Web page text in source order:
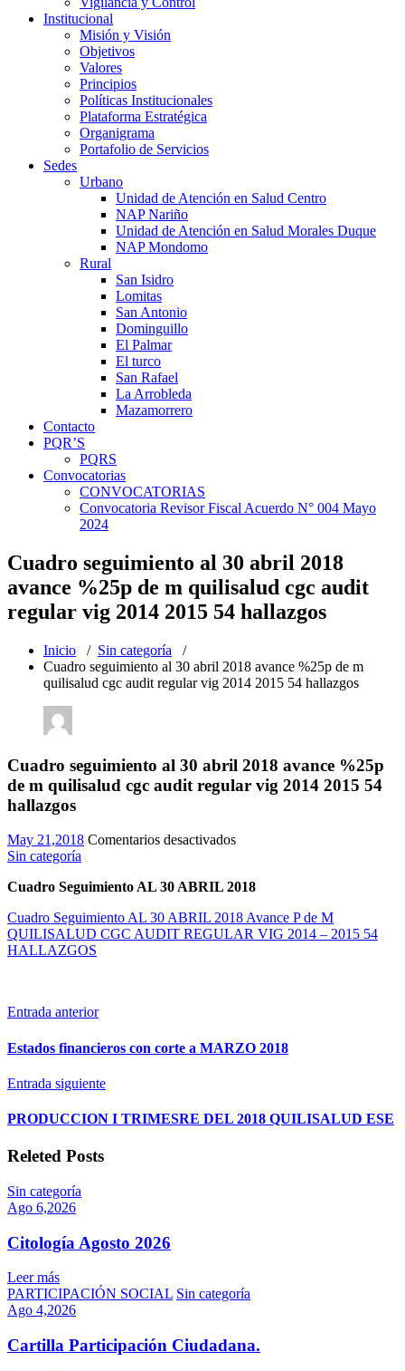
Institucional
Misión y Visión
Objetivos
Valores
Principios
Políticas Institucionales
Plataforma Estratégica
Organigrama
Portafolio de Servicios
Sedes
Urbano
Unidad de Atención en Salud Centro
NAP Nariño
Unidad de Atención en Salud Morales Duque
NAP Mondomo
Rural
San Isidro
Lomitas
San Antonio
Dominguillo
El Palmar
El turco
San Rafael
La Arrobleda
Mazamorrero
Contacto
PQR’S
PQRS
Convocatorias
CONVOCATORIAS
Convocatoria Revisor Fiscal Acuerdo N° 004 Mayo
2024
Cuadro seguimiento al 30 abril 2018
avance %25p de m quilisalud cgc audit
regular vig 2014 2015 54 hallazgos
Inicio / Sin categoría /
Cuadro seguimiento al 30 abril 2018 avance %25p de m
quilisalud cgc audit regular vig 2014 2015 54 hallazgos
Cuadro seguimiento al 30 abril 2018 avance %25p
de m quilisalud cgc audit regular vig 2014 2015 54
hallazgos
May 21,2018 Comentarios desactivadosen
al
abril
2018
audit
2015
Sin categoría
Cuadro Seguimiento AL 30 ABRIL 2018
Cuadro Seguimiento AL 30 ABRIL 2018 Avance P de M
QUILISALUD CGC AUDIT REGULAR VIG 2014 – 2015 54
HALLAZGOS
Entrada anterior
Estados financieros con corte a MARZO 2018
Entrada siguiente
PRODUCCION I TRIMESRE DEL 2018 QUILISALUD ESE
Releted Posts
Sin categoría
Ago 6,2026
Citología Agosto 2026
Leer más
PARTICIPACIÓN SOCIAL Sin categoría
Ago 4,2026
Cartilla Participación Ciudadana.